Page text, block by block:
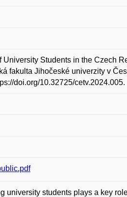
Students in the Czech
fakulta Jihočeské univerzity v
doi.org/10.32725/cetv.2024.005.
university students plays a key